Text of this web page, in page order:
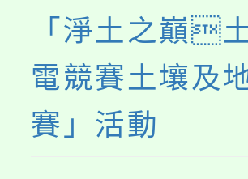
程，歡迎學生
心理、諮商輔
系所師生報名
「淨土之巔
電競賽土壤及
賽」活動